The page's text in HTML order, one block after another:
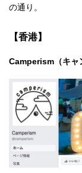
の通り。
【香港】
Camperism（キャ